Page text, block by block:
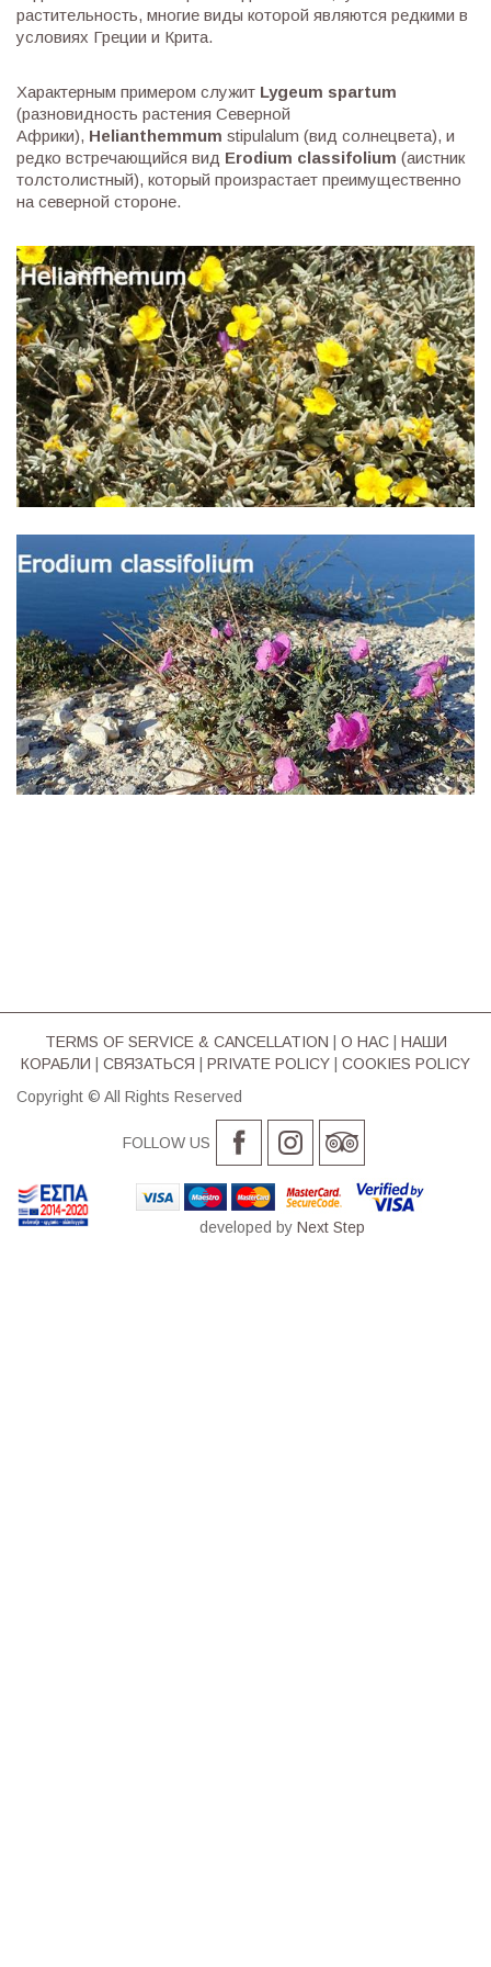
растительность, многие виды которой являются редкими в
условиях Греции и Крита.
Характерным примером служит Lygeum spartum
(разновидность растения Северной
Африки), Helianthemmum stipulalum (вид солнецвета), и
редко встречающийся вид Erodium classifolium (аистник
толстолистный), который произрастает преимущественно
на северной стороне.
TERMS OF SERVICE & CΑΝCELLATION О НАС| НАШИ
КОРАБЛИ
СВЯЗАТЬСЯ PRIVATE POLICY
COOKIES POLICY
Copyright © All Rights Reserved
FOLLOW US
developed by Next Step